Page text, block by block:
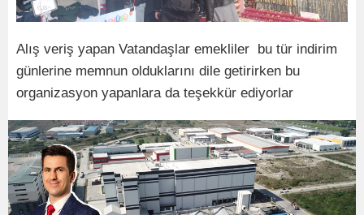
Alış veriş yapan Vatandaşlar emekliler bu tür indirim
günlerine memnun olduklarını dile getirirken bu
organizasyon yapanlara da teşekkür ediyorlar